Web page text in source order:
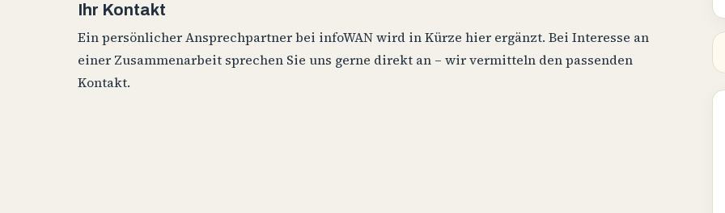
Ihr Kontakt
Ein persönlicher Ansprechpartner bei infoWAN wird in Kürze hier ergänzt. Bei Interesse an
einer Zusammenarbeit sprechen Sie uns gerne direkt an – wir vermitteln den passenden
Kontakt.